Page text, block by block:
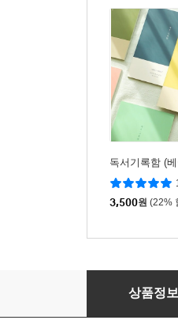
독서기록함 (
3,500원 (22%
빨강 머리 앤
상품정보